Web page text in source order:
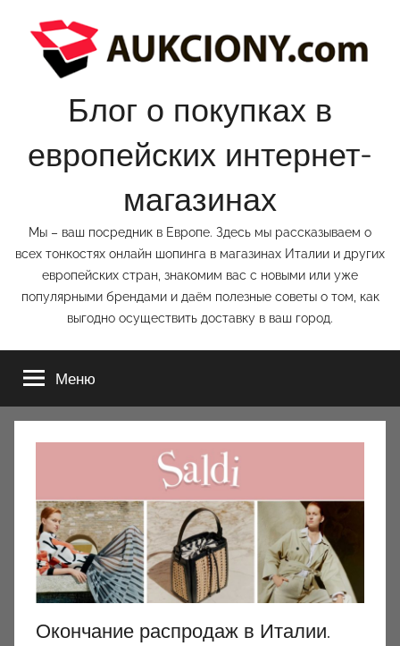
содержимому
Блог о покупках в
европейских интернет-
магазинах
Мы – ваш посредник в Европе. Здесь мы рассказываем о
всех тонкостях онлайн шопинга в магазинах Италии и других
европейских стран, знакомим вас с новыми или уже
популярными брендами и даём полезные советы о том, как
выгодно осуществить доставку в ваш город.
Меню
Окончание распродаж в Италии.